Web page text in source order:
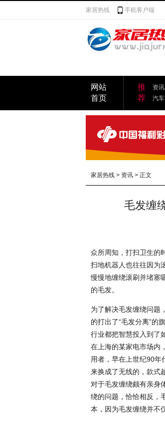
家居热线 手机客户端
网站
首页
推
荐
资讯
汽车
家居热线 > 资讯 > 正文
毛发缠
众所周知，打扫卫生的
扫地机器人也往往因为
慢慢地缠绕滚刷并堵塞
的毛发。
为了解决毛发缠绕问题
的打出了“毛发分离”的
行业都把智慧投入到了
在上海的某家电市场内
用者，早在上世纪90年
来换成了无线的，款式
对于毛发缠绕颇有亲身
绕的问题，恰恰相反，
本，因为毛发缠绕并不